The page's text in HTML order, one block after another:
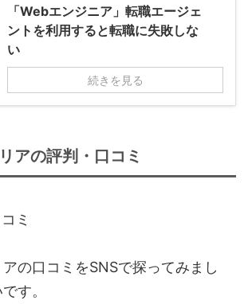
「Webエンジニア」転職エージェ
ントを利用すると転職に失敗しな
い
続きを見る
アの評判・口コミ
の口コミをSNSで探ってみまし
す。